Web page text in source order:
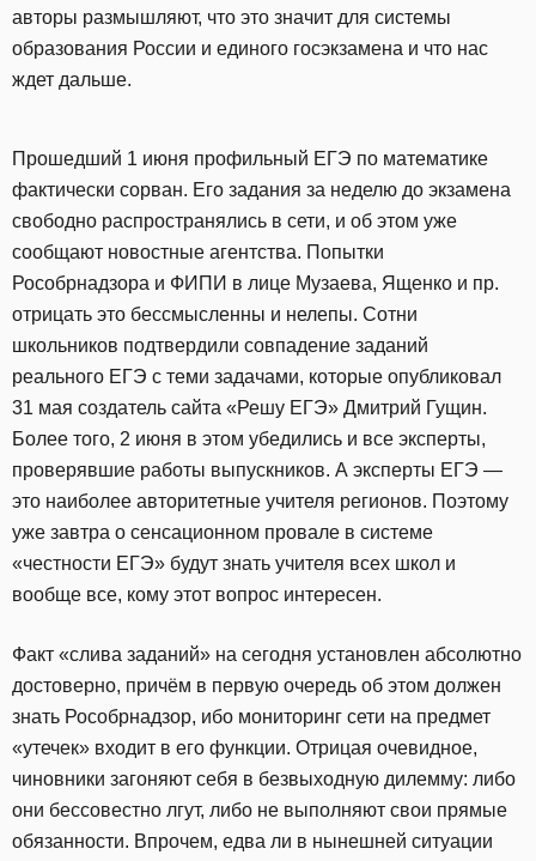
авторы размышляют, что это значит для системы
образования России и единого госэкзамена и что нас
ждет дальше.
Прошедший 1 июня профильный ЕГЭ по математике
фактически сорван. Его задания за неделю до экзамена
свободно распространялись в сети, и об этом уже
сообщают новостные агентства. Попытки
Рособрнадзора и ФИПИ в лице Музаева, Ященко и пр.
отрицать это бессмысленны и нелепы. Сотни
школьников подтвердили совпадение заданий
реального ЕГЭ с теми задачами, которые опубликовал
31 мая создатель сайта «Решу ЕГЭ» Дмитрий Гущин.
Более того, 2 июня в этом убедились и все эксперты,
проверявшие работы выпускников. А эксперты ЕГЭ —
это наиболее авторитетные учителя регионов. Поэтому
уже завтра о сенсационном провале в системе
«честности ЕГЭ» будут знать учителя всех школ и
вообще все, кому этот вопрос интересен.
Факт «слива заданий» на сегодня установлен абсолютно
достоверно, причём в первую очередь об этом должен
знать Рособрнадзор, ибо мониторинг сети на предмет
«утечек» входит в его функции. Отрицая очевидное,
чиновники загоняют себя в безвыходную дилемму: либо
они бессовестно лгут, либо не выполняют свои прямые
обязанности. Впрочем, едва ли в нынешней ситуации